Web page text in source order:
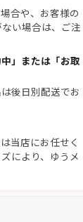
合や、お客様の
い場合は、ご注
」または「お取
後日別配送でお
当店にお任せく
により、ゆうメ